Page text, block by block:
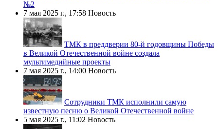
№2
7 мая 2025 г., 17:58 Новость
ТМК в преддверии 80-й годовщины Победы
в Великой Отечественной войне создала
мультимедийные проекты
7 мая 2025 г., 14:00 Новость
Сотрудники ТМК исполнили самую
известную песню о Великой Отечественной войне
5 мая 2025 г., 11:02 Новость